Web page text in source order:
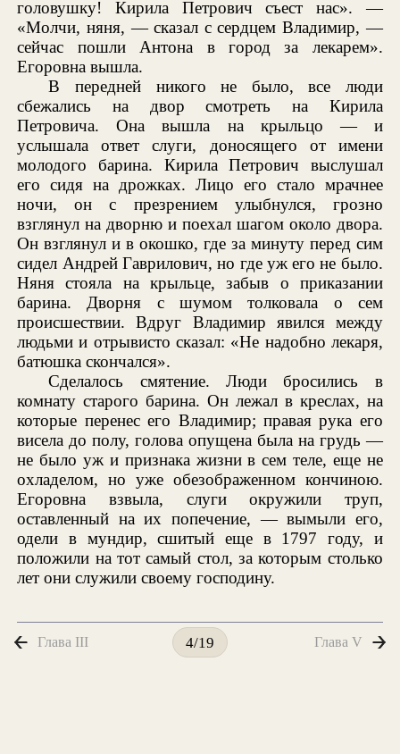
головушку! Кирила Петрович съест нас». —
«Молчи, няня, — сказал с сердцем Владимир, —
сейчас пошли Антона в город за лекарем».
Егоровна вышла.
В передней никого не было, все люди
сбежались на двор смотреть на Кирила
Петровича. Она вышла на крыльцо — и
услышала ответ слуги, доносящего от имени
молодого барина. Кирила Петрович выслушал
его сидя на дрожках. Лицо его стало мрачнее
ночи, он с презрением улыбнулся, грозно
взглянул на дворню и поехал шагом около двора.
Он взглянул и в окошко, где за минуту перед сим
сидел Андрей Гаврилович, но где уж его не было.
Няня стояла на крыльце, забыв о приказании
барина. Дворня с шумом толковала о сем
происшествии. Вдруг Владимир явился между
людьми и отрывисто сказал: «Не надобно лекаря,
батюшка скончался».
Сделалось смятение. Люди бросились в
комнату старого барина. Он лежал в креслах, на
которые перенес его Владимир; правая рука его
висела до полу, голова опущена была на грудь —
не было уж и признака жизни в сем теле, еще не
охладелом, но уже обезображенном кончиною.
Егоровна взвыла, слуги окружили труп,
оставленный на их попечение, — вымыли его,
одели в мундир, сшитый еще в 1797 году, и
положили на тот самый стол, за которым столько
лет они служили своему господину.
Глава III 4/19 Глава V